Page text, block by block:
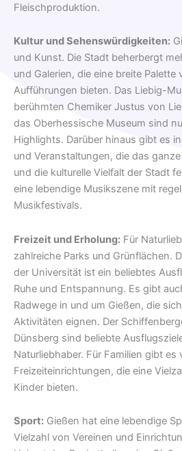
Fleischproduktion.
Kultur und Sehenswürdigkeiten:
und Kunst. Die Stadt beherbergt
und Galerien, die eine breite
Aufführungen bieten. Das Liebig-
berühmten Chemiker Justus von
das Oberhessische Museum sind
Highlights. Darüber hinaus gibt es
und Veranstaltungen, die das
und die kulturelle Vielfalt der Stadt
eine lebendige Musikszene mit
Musikfestivals.
Freizeit und Erholung: Für
zahlreiche Parks und Grünflächen.
der Universität ist ein beliebtes
Ruhe und Entspannung. Es gibt
Radwege in und um Gießen, die
Aktivitäten eignen. Der
Dünsberg sind beliebte
Naturliebhaber. Für Familien gibt es
Freizeiteinrichtungen, die eine
Kinder bieten.
Sport: Gießen hat eine lebendige
Vielzahl von Vereinen und